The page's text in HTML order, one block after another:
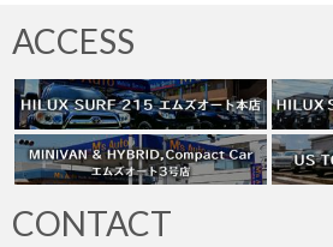
稿
の
ペ
ー
ジ
ACCESS
CONTACT